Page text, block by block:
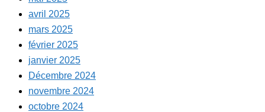
avril 2025
mars 2025
février 2025
janvier 2025
Décembre 2024
novembre 2024
octobre 2024